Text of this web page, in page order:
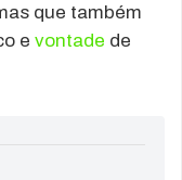
que também
e vontade de